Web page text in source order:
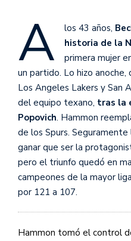
A los 43 años,
historia de la
primera mujer
un partido. Lo hizo
Los Angeles Lakers y San
del equipo texano, tras la
Popovich. Hammon
de los Spurs.
ganar que ser la
pero el triunfo quedó en
campeones de la mayor
por 121 a 107.
Hammon tomó el control